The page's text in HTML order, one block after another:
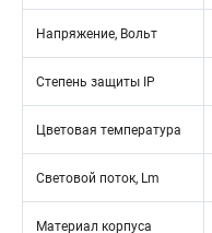
Напряжение, Вольт
Степень защиты IP
Цветовая температура
Световой поток, Lm
Материал корпуса